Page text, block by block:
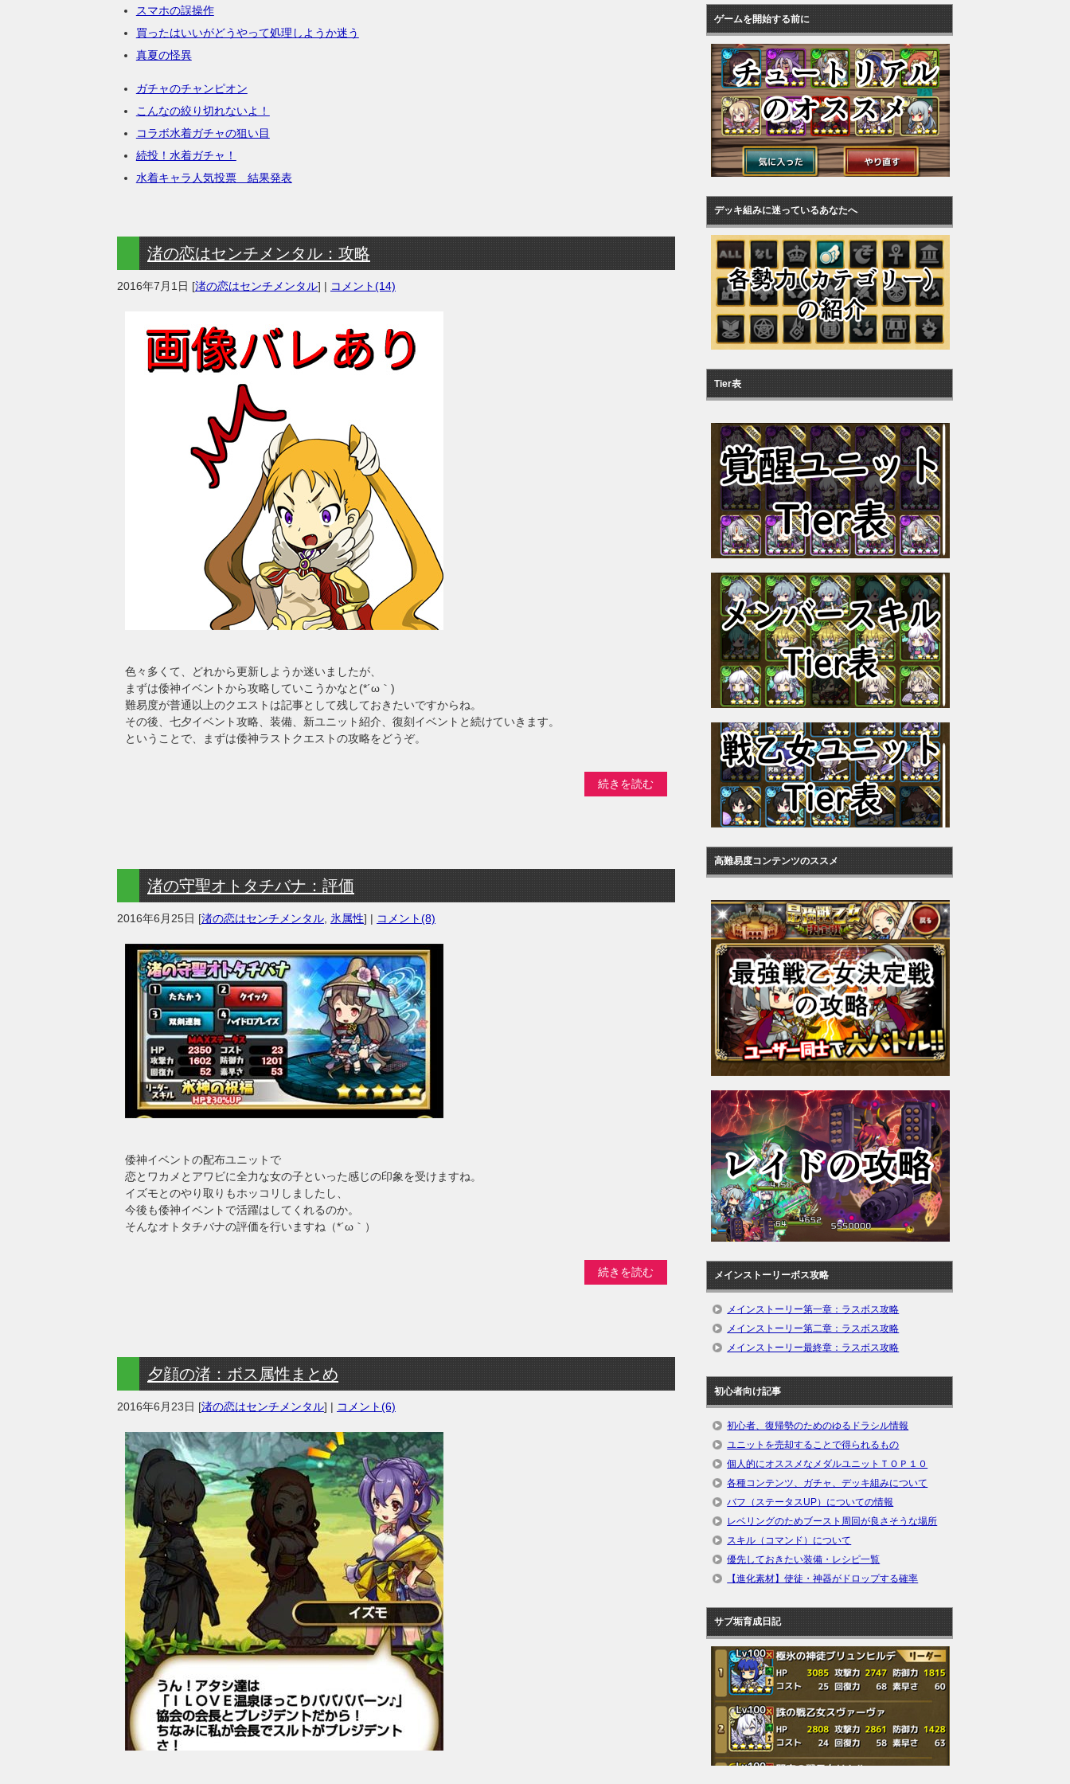
スマホの誤操作
買ったはいいがどうやって処理しようか迷う
真夏の怪異
ガチャのチャンピオン
こんなの絞り切れないよ！
コラボ水着ガチャの狙い目
続投！水着ガチャ！
水着キャラ人気投票 結果発表
渚の恋はセンチメンタル：攻略
2016年7月1日 [渚の恋はセンチメンタル] | コメント(14)
色々多くて、どれから更新しようか迷いましたが、
まずは倭神イベントから攻略していこうかなと(*´ω｀)
難易度が普通以上のクエストは記事として残しておきたいですからね。
その後、七夕イベント攻略、装備、新ユニット紹介、復刻イベントと続けていきます。
ということで、まずは倭神ラストクエストの攻略をどうぞ。
続きを読む
渚の守聖オトタチバナ：評価
2016年6月25日 [渚の恋はセンチメンタル 氷属性] | コメント(8)
倭神イベントの配布ユニットで
恋とワカメとアワビに全力な女の子といった感じの印象を受けますね。
イズモとのやり取りもホッコリしましたし、
今後も倭神イベントで活躍はしてくれるのか。
そんなオトタチバナの評価を行いますね（*´ω｀）
続きを読む
夕顔の渚：ボス属性まとめ
2016年6月23日 [渚の恋はセンチメンタル] | コメント(6)
ゲームを開始する前に
デッキ組みに迷っているあなたへ
Tier表
高難易度コンテンツのススメ
メインストーリーボス攻略
メインストーリー第一章：ラスボス攻略
メインストーリー第二章：ラスボス攻略
メインストーリー最終章：ラスボス攻略
初心者向け記事
初心者、復帰勢のためのゆるドラシル情報
ユニットを売却することで得られるもの
個人的にオススメなメダルユニットＴＯＰ１０
各種コンテンツ、ガチャ、デッキ組みについて
バフ（ステータスUP）についての情報
レベリングのためブースト周回が良さそうな場所
スキル（コマンド）について
優先しておきたい装備・レシピ一覧
【進化素材】使徒・神器がドロップする確率
サブ垢育成日記